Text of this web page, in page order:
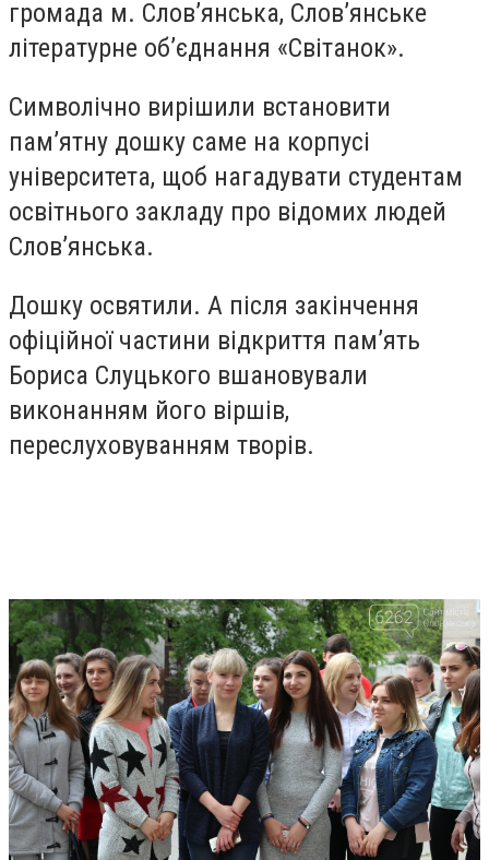
громада м. Слов’янська, Слов’янське
літературне об’єднання «Світанок».
Символічно вирішили встановити
пам’ятну дошку саме на корпусі
університета, щоб нагадувати студентам
освітнього закладу про відомих людей
Слов’янська.
Дошку освятили. А після закінчення
офіційної частини відкриття пам’ять
Бориса Слуцького вшановували
виконанням його віршів,
переслуховуванням творів.